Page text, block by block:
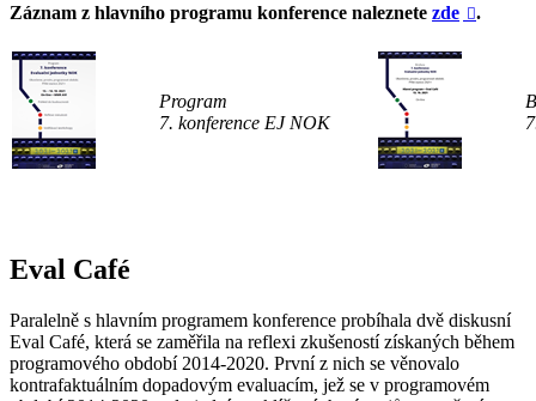
Záznam z hlavního programu konference naleznete zde .
Program
7. konference EJ NOK
Eval Café
Paralelně s hlavním programem konference probíhala dvě diskusní
Eval Café, která se zaměřila na reflexi zkušeností získaných během
programového období 2014-2020. První z nich se věnovalo
kontrafaktuálním dopadovým evaluacím, jež se v programovém